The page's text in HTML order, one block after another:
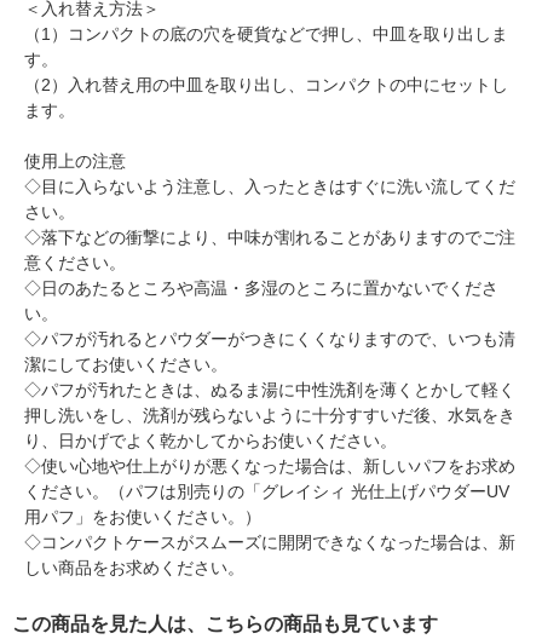
＜入れ替え方法＞
（1）コンパクトの底の穴を硬貨などで押し、中皿を取り出しま
す。
（2）入れ替え用の中皿を取り出し、コンパクトの中にセットし
ます。
使用上の注意
◇目に入らないよう注意し、入ったときはすぐに洗い流してくだ
さい。
◇落下などの衝撃により、中味が割れることがありますのでご注
意ください。
◇日のあたるところや高温・多湿のところに置かないでくださ
い。
◇パフが汚れるとパウダーがつきにくくなりますので、いつも清
潔にしてお使いください。
◇パフが汚れたときは、ぬるま湯に中性洗剤を薄くとかして軽く
押し洗いをし、洗剤が残らないように十分すすいだ後、水気をき
り、日かげでよく乾かしてからお使いください。
◇使い心地や仕上がりが悪くなった場合は、新しいパフをお求め
ください。（パフは別売りの「グレイシィ 光仕上げパウダーUV
用パフ」をお使いください。）
◇コンパクトケースがスムーズに開閉できなくなった場合は、新
しい商品をお求めください。
この商品を見た人は、こちらの商品も見ています